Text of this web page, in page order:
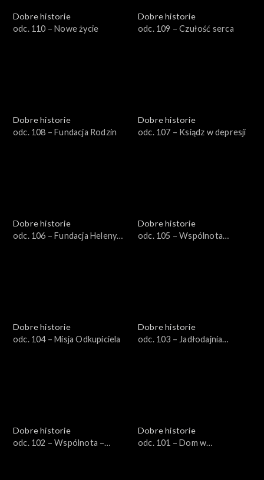
Dobre historie
odc. 110 – Nowe życie
Dobre historie
odc. 109 – Czułość serca
Dobre historie
odc. 108 – Fundacja Rodzin
Dobre historie
odc. 107 – Ksiądz w depresji
Dobre historie
odc. 106 – Fundacja Heleny
Dobre historie
odc. 105 – Wspólnota
Dobre historie
odc. 104 – Misja Odkupiciela
Dobre historie
odc. 103 – Jadłodajnia
Dobre historie
odc. 102 – Wspólnota –
Dobre historie
odc. 101 – Dom w